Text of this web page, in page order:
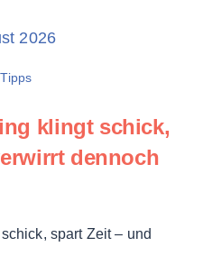
2026
klingt schick,
dennoch
spart Zeit – und